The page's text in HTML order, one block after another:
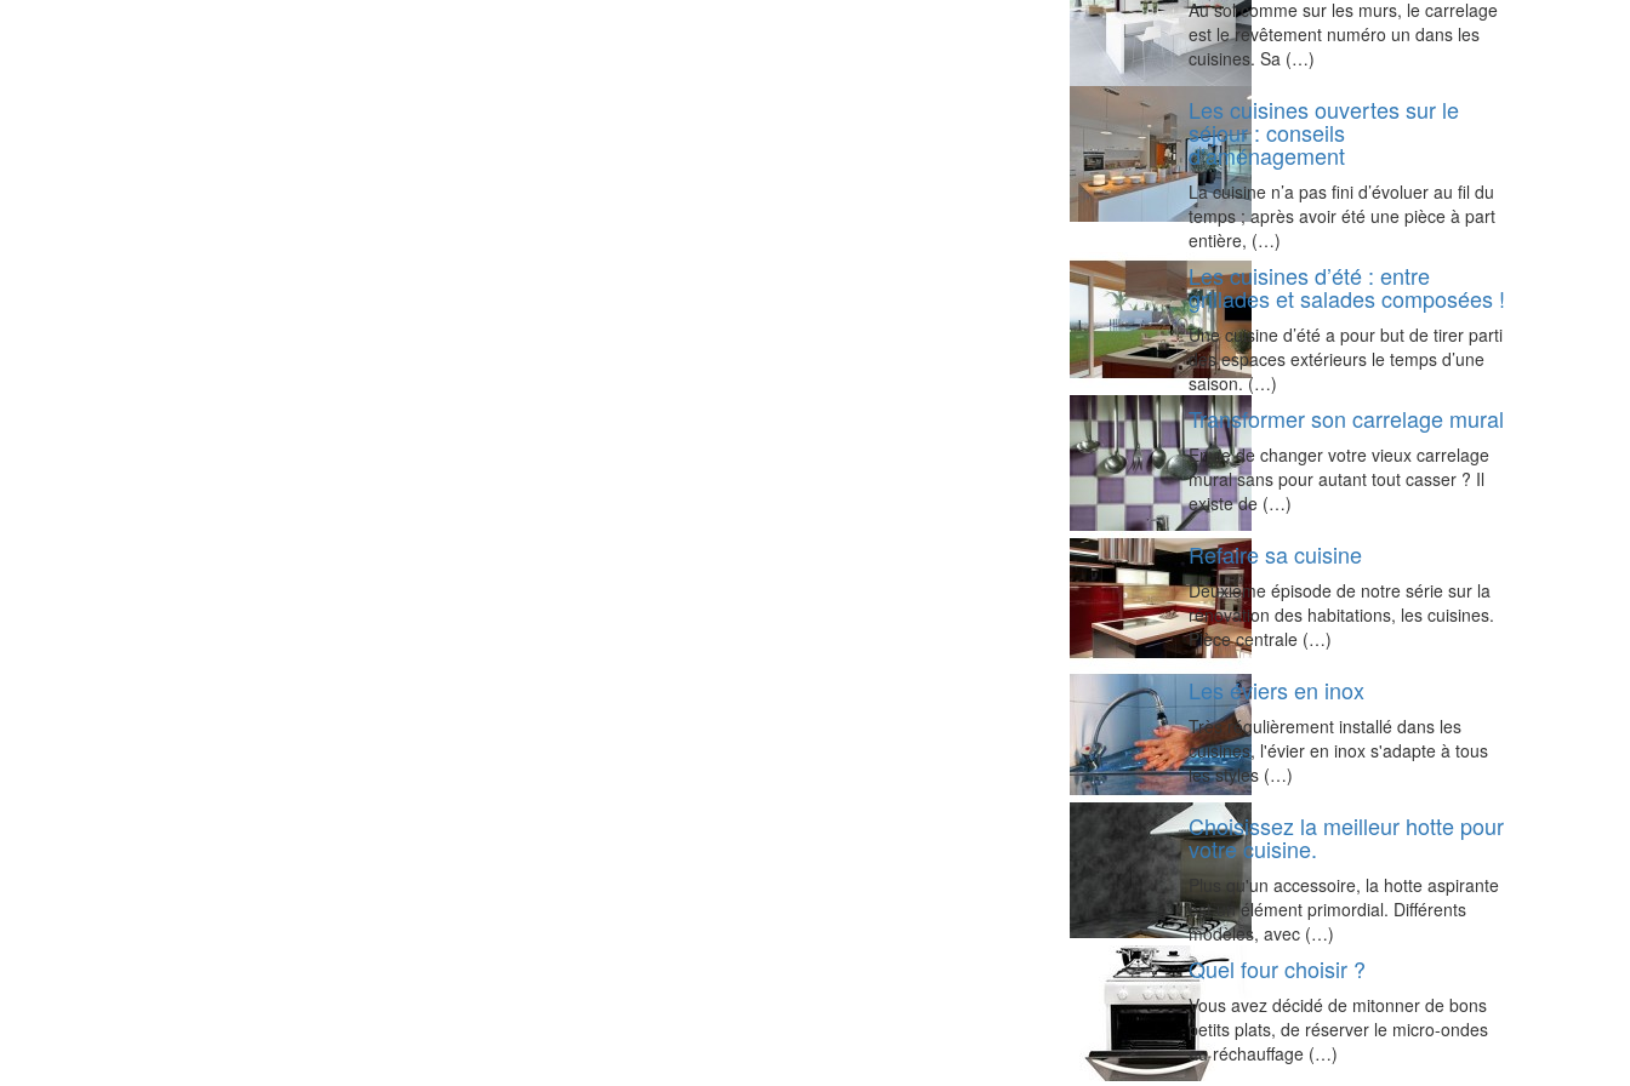
Au sol comme sur les murs, le carrelage
est le revêtement numéro un dans les
cuisines. Sa (…)
Les cuisines ouvertes sur le
séjour : conseils
d’aménagement
La cuisine n’a pas fini d’évoluer au fil du
temps ; après avoir été une pièce à part
entière, (…)
Les cuisines d’été : entre
grillades et salades composées !
Une cuisine d’été a pour but de tirer parti
des espaces extérieurs le temps d’une
saison. (…)
Transformer son carrelage mural
Envie de changer votre vieux carrelage
mural sans pour autant tout casser ? Il
existe de (…)
Refaire sa cuisine
Deuxième épisode de notre série sur la
rénovation des habitations, les cuisines.
Pièce centrale (…)
Les éviers en inox
Très régulièrement installé dans les
cuisines, l'évier en inox s'adapte à tous
les styles (…)
Choisissez la meilleur hotte pour
votre cuisine.
Plus qu'un accessoire, la hotte aspirante
est un élément primordial. Différents
modèles, avec (…)
Quel four choisir ?
Vous avez décidé de mitonner de bons
petits plats, de réserver le micro-ondes
au réchauffage (…)